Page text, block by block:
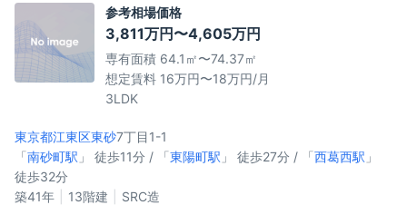
参考相場価格
3,811万円〜4,605万円
専有面積 64.1㎡〜74.37㎡
想定賃料 16万円〜18万円/月
3LDK
東京都江東区東砂7丁目1-1
「南砂町駅 」 徒歩11分 / 「東陽町駅 」 徒歩27分 / 「西葛西駅 」
徒歩32分
築41年
13階建 SRC造